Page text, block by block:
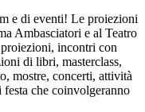
e di eventi! Le proiezioni
Ambasciatori e al Teatro
incontri con
di libri, masterclass,
mostre, concerti, attività
che coinvolgeranno